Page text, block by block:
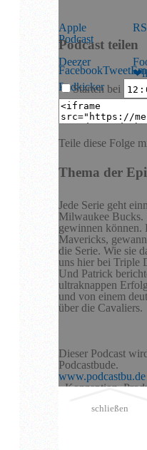
Apple
Podcast
Deezer
Podkicker
Podcast teilen
FacebookTweet
Starten bei
Teile diese Folge
Thema der
Jede Serie geht
Milwaukee Bucks.
gewinnen können.
Mavericks,
die Serie. Wie sie
uns hier bei Triple
Und Patrick
ultraknappen
und von einem
über die Cavaliers.
Dieser Podcast
Podcastbude.
www.podcastbu.de
- Konzeption,
schließen